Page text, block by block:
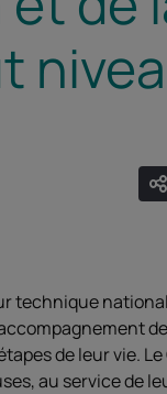
technique
de leur vie. Le
au service de